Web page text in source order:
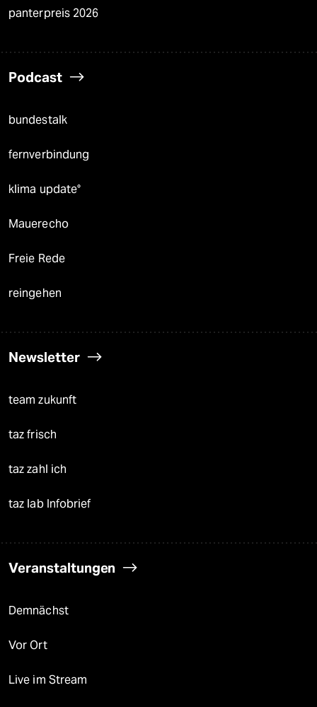
panterpreis 2026
Podcast
bundestalk
fernverbindung
klima update°
Mauerecho
Freie Rede
reingehen
Newsletter
team zukunft
taz frisch
taz zahl ich
taz lab Infobrief
Veranstaltungen
Demnächst
Vor Ort
Live im Stream